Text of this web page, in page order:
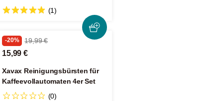
(1)
-20% 19,99 €
15,99 €
Xavax Reinigungsbürsten für
Kaffeevollautomaten 4er Set
(0)